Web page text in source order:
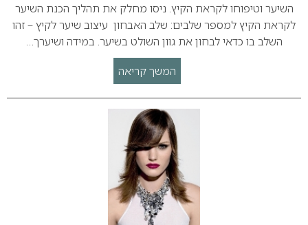
השיער וטיפוחו לקראת הקיץ. ניסו מחלק את תהליך הכנת השיער
לקראת הקיץ למספר שלבים: שלב האבחון עיצוב שיער לקיץ – זהו
השלב בו כדאי לבחון את גוון השולט בשיער. במידה ושיערך…
המשך קריאה